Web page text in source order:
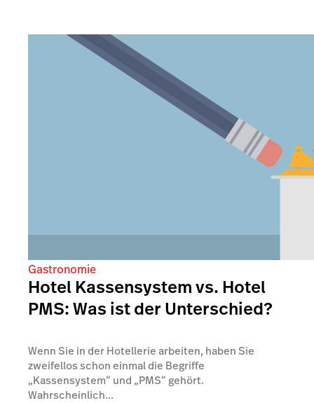
Gastronomie
Hotel Kassensystem vs. Hotel
PMS: Was ist der Unterschied?
Wenn Sie in der Hotellerie arbeiten, haben Sie
zweifellos schon einmal die Begriffe
„Kassensystem“ und „PMS“ gehört.
Wahrscheinlich...